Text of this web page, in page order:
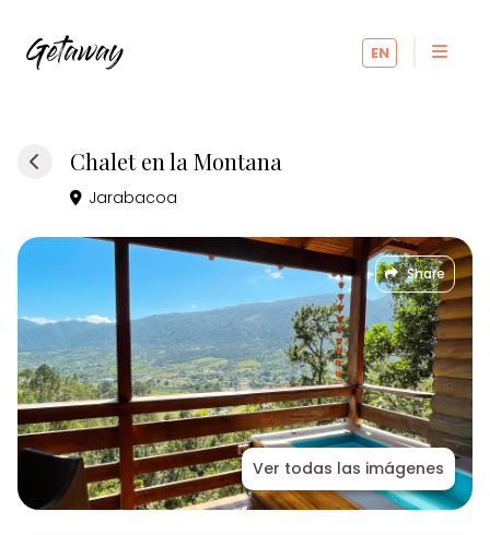
EN
Chalet en la Montana
Jarabacoa
Share
Ver todas las imágenes